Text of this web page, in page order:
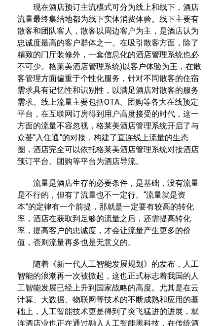
现在酒店预订主流模式可分为线上和线下，酒店
流量最终集结地都为线下实体消费体验。线下主要有
散客和团队客人，散客以周边客户为主，是酒店认为
忠诚度最高的客户群体之一。在吸引散客方面，除了
精致的门厅装修外，一套信息化的酒店管理系统也必
不可少。格莱美酒店管理系统)以客户体验为王，在散
客管理方面偏重于个性化服务，针对不同散客的住宿
需求具有记忆性和识别性，以满足酒店对散客的服务
需求。线上流量主要包括OTA、团购等各大在线预定
平台，在互联网订房得到用户高度接受的时代，这一
方面的流量不容忽视，格莱美酒店管理系统开启了与
众荟“入住通”的对接，构建了直连线上流量的生态
圈，酒店完全可以依托格莱美酒店管理系统对接酒店
预订平台、团购等平台为酒店导流。
流量是酒店生存的必要条件，是基础，没有流量
是不行的，但有了流量也不一定行。“流量就是资
本”的定律有一个前提，那就是一定要有较高的转化
率，酒店在获取到足够的流量之后，还需提高转化
率，提高客户的忠诚度，才会让流量产生更多的价
值，否则流量再多也是无意义的。
随着《新一代人工智能发展规划》的发布，人工
智能的浪潮再一次被掀起，这也正式标志着我国的人
工智能发展已经上升到国家战略的高度。尤其是在云
计算、大数据、物联网等技术的不断成熟和应用的基
础上，人工智能技术更是得到了突飞猛进的进展，就
连酒店业也正在通过融入人工智能黑科技，在传统酒